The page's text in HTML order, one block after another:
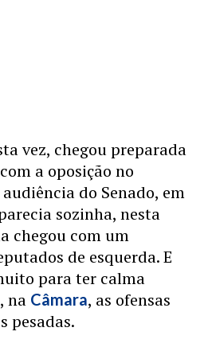
vez, chegou preparada
a oposição no
audiência do Senado, em
sozinha, nesta
chegou com um
de esquerda. E
para ter calma
na Câmara, as ofensas
pesadas.